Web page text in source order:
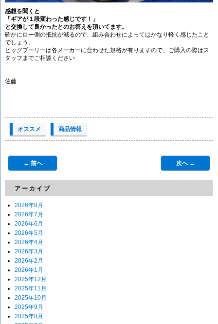
感想を聞くと
「ギアが１段変わった感じです！」
と交換して良かったとのお答えを頂いてます。
確かにロー側の抵抗が減るので、組み合わせによってはかなり軽く感じたこと
でしょう。
ビッグプーリーは各メーカーに合わせた規格が有りますので、ご購入の際はス
タッフまでご相談ください
佐藤
オススメ 商品情報
← 前へ 次へ →
アーカイブ
2026年8月
2026年7月
2026年6月
2026年5月
2026年4月
2026年3月
2026年2月
2026年1月
2025年12月
2025年11月
2025年10月
2025年9月
2025年8月